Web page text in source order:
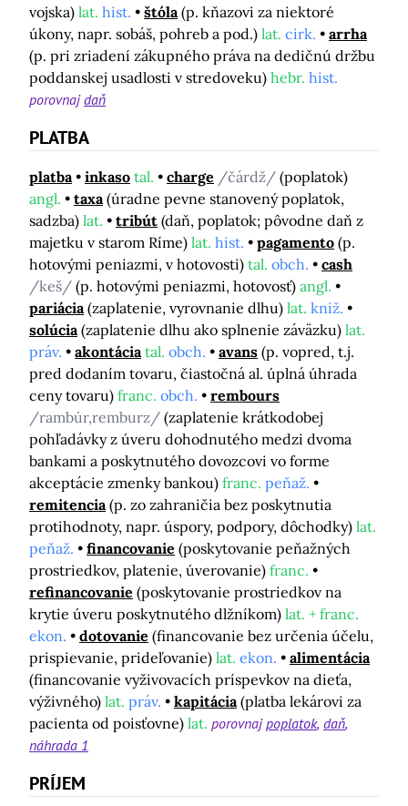
vojska) lat. hist. štóla (p. kňazovi za niektoré
úkony, napr. sobáš, pohreb a pod.) lat. cirk.
arrha
(p. pri zriadení zákupného práva na dedičnú držbu
poddanskej usadlosti v stredoveku) hebr. hist.
porovnajdaň
PLATBA
platba inkaso tal. charge /čárdž/ (poplatok)
angl.
taxa (úradne pevne stanovený poplatok,
sadzba) lat. tribút (daň, poplatok; pôvodne daň z
majetku v starom Ríme) lat. hist. pagamento (p.
hotovými peniazmi, v hotovosti) tal. obch.
cash
/keš/ (p. hotovými peniazmi, hotovosť) angl.
pariácia (zaplatenie, vyrovnanie dlhu) lat. kniž.
solúcia (zaplatenie dlhu ako splnenie záväzku) lat.
práv.
akontácia tal. obch. avans (p. vopred, t.j.
pred dodaním tovaru, čiastočná al. úplná úhrada
ceny tovaru) franc. obch.
rembours
/rambúr,remburz/ (zaplatenie krátkodobej
pohľadávky z úveru dohodnutého medzi dvoma
bankami a poskytnutého dovozcovi vo forme
akceptácie zmenky bankou) franc. peňaž.
remitencia (p. zo zahraničia bez poskytnutia
protihodnoty, napr. úspory, podpory, dôchodky) lat.
peňaž.
financovanie (poskytovanie peňažných
prostriedkov, platenie, úverovanie) franc.
refinancovanie (poskytovanie prostriedkov na
krytie úveru poskytnutého dlžníkom) lat. + franc.
ekon.
dotovanie (financovanie bez určenia účelu,
prispievanie, prideľovanie) lat. ekon.
alimentácia
(financovanie vyživovacích príspevkov na dieťa,
výživného) lat. práv. kapitácia (platba lekárovi za
pacienta od poisťovne) lat. porovnajpoplatok daň
náhrada 1
PRÍJEM